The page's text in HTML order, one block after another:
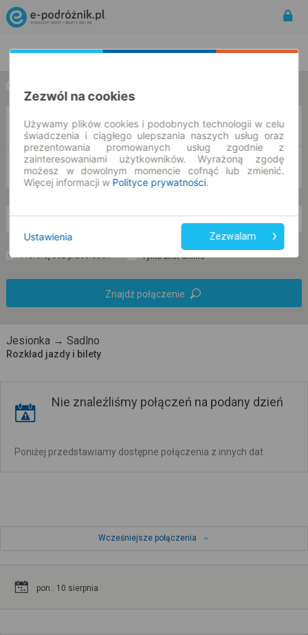
w jedną stronę
Z
DO
-- : --
Preferuj bez przesiadek Tylko bilet online
Znajdź połączenie
Jesionka → Sadlno
Rozkład jazdy i bilety
Nie znaleźliśmy połączeń na podany dzień
Poniżej przedstawiamy dostępne połączenia z innych dat
Wcześniejsze połączenia
pon.. 10 sierpnia
Zezwól na cookies
Używamy plików cookies i podobnych technologii w celu
świadczenia i ciągłego ulepszania naszych usług oraz
prezentowania promowanych usług zgodnie z
zainteresowaniami użytkowników. Wyrażoną zgodę
możesz w dowolnym momencie cofnąć lub zmienić.
Więcej informacji w Polityce prywatności.
Ustawienia Zezwalam